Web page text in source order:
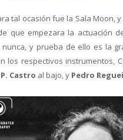
tal ocasión fue la Sala Moon,
que empezara la actuación
y prueba de ello es la
los respectivos instrumentos,
Castro al bajo, y Pedro